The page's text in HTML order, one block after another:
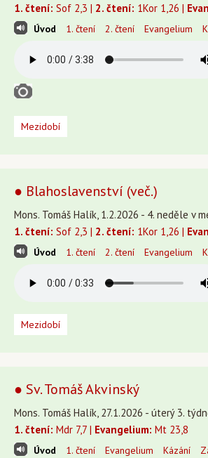
1. čtení: Sof 2,3 | 2. čtení: 1Kor 1,26 |
Úvod 1. čtení 2. čtení Evangelium
Mezidobí
● Blahoslavenství (več.)
Mons. Tomáš Halík, 1.2.2026 - 4. neděle v
1. čtení: Sof 2,3 | 2. čtení: 1Kor 1,26 |
Úvod 1. čtení 2. čtení Evangelium
Mezidobí
● Sv. Tomáš Akvinský
Mons. Tomáš Halík, 27.1.2026 - úterý 3.
1. čtení: Mdr 7,7 | Evangelium: Mt 23,8
Úvod 1. čtení Evangelium Kázání